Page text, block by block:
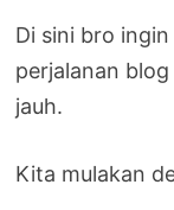
Di sini bro
perjalanan
jauh.
Kita mulakan